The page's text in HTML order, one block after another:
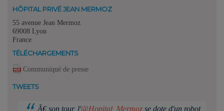
HÔPITAL PRIVÉ JEAN MERMOZ
55 avenue Jean Mermoz
69008 Lyon
France
TÉLÉCHARGEMENTS
Communiqué de presse
TWEETS
Ã€ son tour, l'@Hopital_Mermoz se dote d'un robot